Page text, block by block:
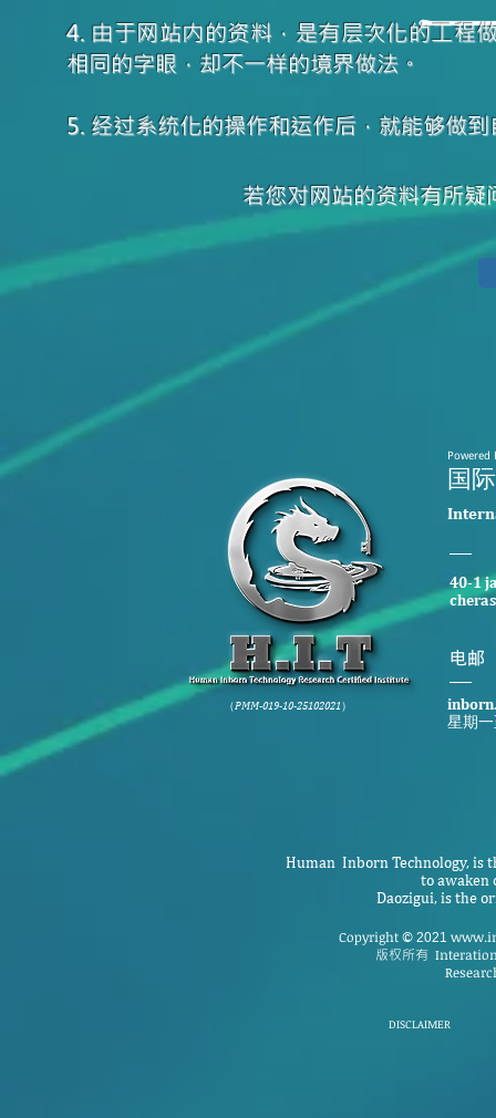
4. 由于网站内的资料，是有层次化的工程
相同的字眼，却不一样的境界做法。
5. 经过系统化的操作和运作后，就能够做
若您对网站的资料有所疑
（PMM-019-10-25102021）
Powered
国
40-1
​电邮
星期
Human Inborn Technology, is
to awaken
Daozigui, is the
Copyright © 2021
版权所有
DISCLAIMER